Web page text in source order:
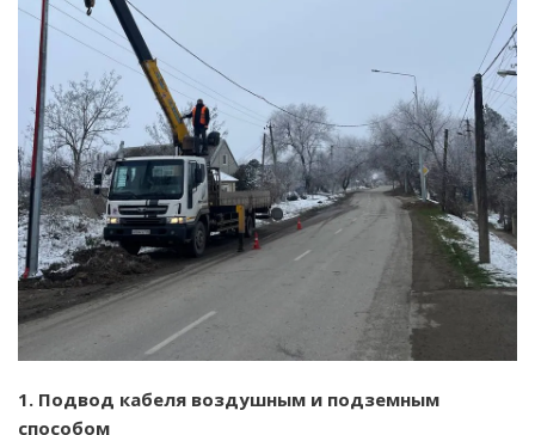
1. Подвод кабеля воздушным и подземным
способом